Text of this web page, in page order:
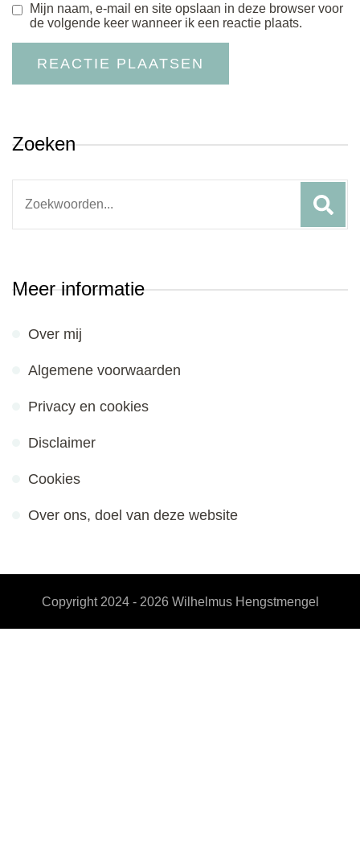
Mijn naam, e-mail en site opslaan in deze browser voor
de volgende keer wanneer ik een reactie plaats.
Zoeken
Meer informatie
Over mij
Algemene voorwaarden
Privacy en cookies
Disclaimer
Cookies
Over ons, doel van deze website
Copyright 2024 - 2026 Wilhelmus Hengstmengel